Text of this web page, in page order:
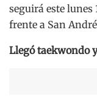
seguirá este lunes
frente a San
Llegó taekwondo